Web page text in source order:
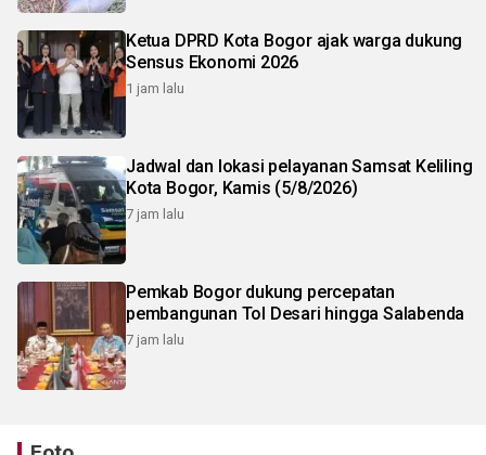
Ketua DPRD Kota Bogor ajak warga dukung
Sensus Ekonomi 2026
1 jam lalu
Jadwal dan lokasi pelayanan Samsat Keliling
Kota Bogor, Kamis (5/8/2026)
7 jam lalu
Pemkab Bogor dukung percepatan
pembangunan Tol Desari hingga Salabenda
7 jam lalu